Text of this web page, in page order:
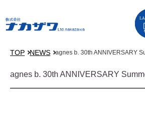
TOP NEWS agnes b. 30th ANNIVERSARY
agnes b. 30th ANNIVERSARY